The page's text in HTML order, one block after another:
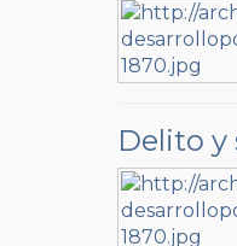
Delito y